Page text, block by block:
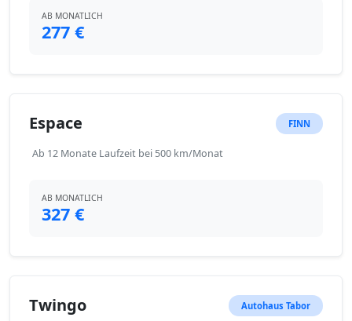
AB MONATLICH
277 €
Espace FINN
Ab 12 Monate Laufzeit bei 500 km/Monat
AB MONATLICH
327 €
Twingo Autohaus Tabor